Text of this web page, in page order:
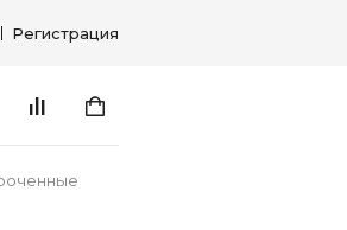
Регистрация